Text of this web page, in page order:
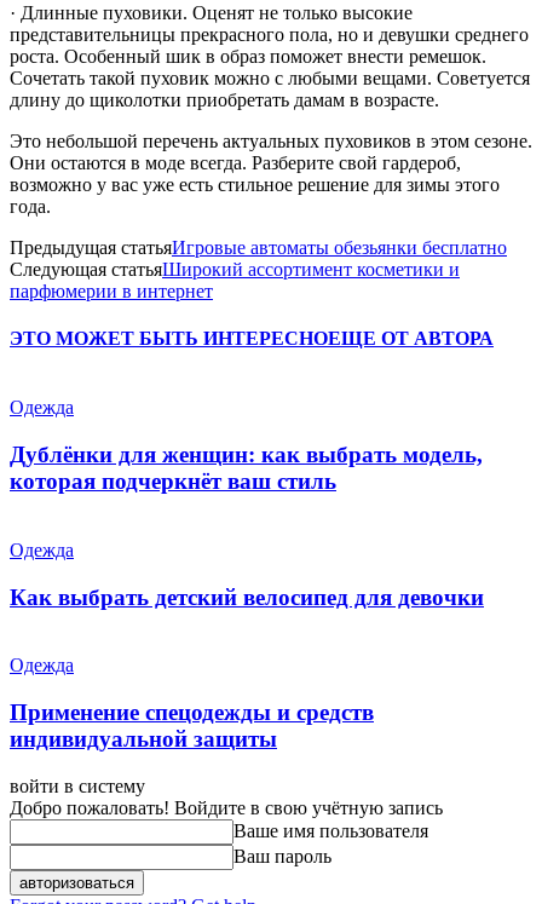
· Длинные пуховики. Оценят не только высокие
представительницы прекрасного пола, но и девушки среднего
роста. Особенный шик в образ поможет внести ремешок.
Сочетать такой пуховик можно с любыми вещами. Советуется
длину до щиколотки приобретать дамам в возрасте.
Это небольшой перечень актуальных пуховиков в этом сезоне.
Они остаются в моде всегда. Разберите свой гардероб,
возможно у вас уже есть стильное решение для зимы этого
года.
Предыдущая статьяИгровые автоматы обезьянки бесплатно
Следующая статьяШирокий ассортимент косметики и
парфюмерии в интернет
ЭТО МОЖЕТ БЫТЬ ИНТЕРЕСНОЕЩЕ ОТ АВТОРА
Одежда
Дублёнки для женщин: как выбрать модель,
которая подчеркнёт ваш стиль
Одежда
Как выбрать детский велосипед для девочки
Одежда
Применение спецодежды и средств
индивидуальной защиты
войти в систему
Добро пожаловать! Войдите в свою учётную запись
Ваше имя пользователя
Ваш пароль